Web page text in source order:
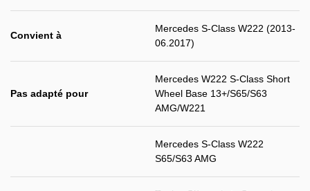
Convient à
Mercedes S-Class W222 (2013-
06.2017)
Pas adapté pour
Mercedes W222 S-Class Short
Wheel Base 13+/S65/S63
AMG/W221
Mercedes S-Class W222
S65/S63 AMG